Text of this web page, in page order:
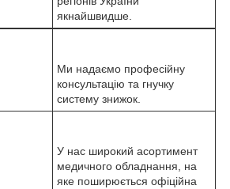
якнайшвидше.
Ми надаємо професійну
консультацію та гнучку
систему знижок.
У нас широкий асортимент
медичного обладнання, на
яке поширюється офіційна